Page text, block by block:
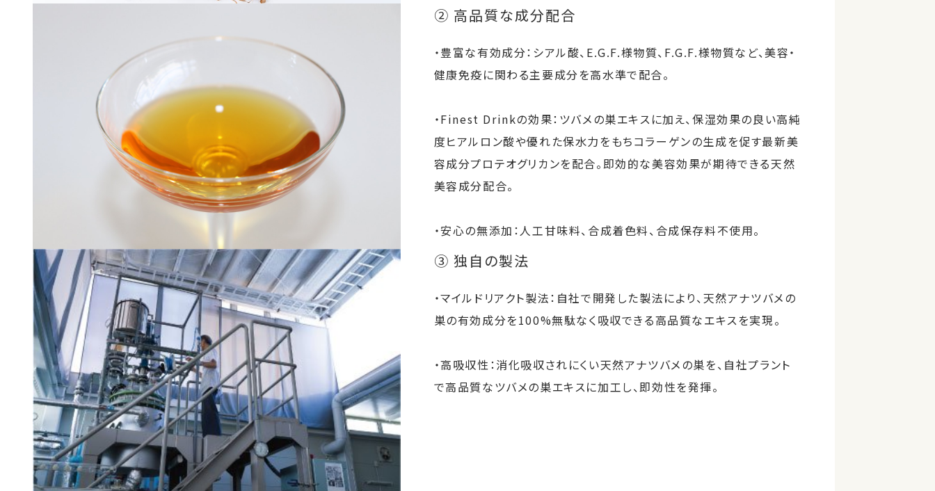
② 高品質な成分配合
・豊富な有効成分：シアル酸、E.G.F.様物質、F.G.F.様物質など、美容・
健康免疫に関わる主要成分を高水準で配合。
・Finest Drinkの効果：ツバメの巣エキスに加え、保湿効果の良い高純
度ヒアルロン酸や優れた保水力をもちコラーゲンの生成を促す最新美
容成分プロテオグリカンを配合。即効的な美容効果が期待できる天然
美容成分配合。
・安心の無添加：人工甘味料、合成着色料、合成保存料不使用。
③ 独自の製法
・マイルドリアクト製法：自社で開発した製法により、天然アナツバメの
巣の有効成分を100%無駄なく吸収できる高品質なエキスを実現。
・高吸収性：消化吸収されにくい天然アナツバメの巣を、自社プラント
で高品質なツバメの巣エキスに加工し、即効性を発揮。